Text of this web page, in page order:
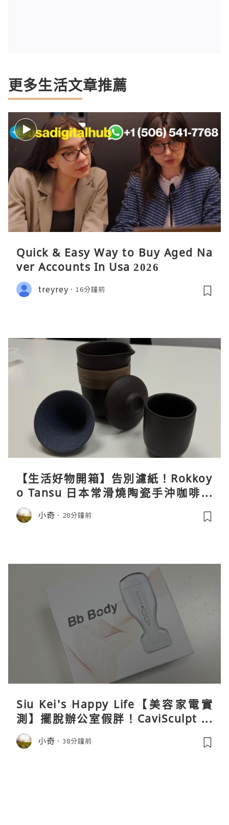
更多生活文章推薦
Quick & Easy Way to Buy Aged Na
ver Accounts In Usa 2026
treyrey 16分鐘前
【生活好物開箱】告別濾紙！Rokkoy
o Tansu 日本常滑燒陶瓷手沖咖啡組
親身試用＆真實評價
小奇 28分鐘前
Siu Kei's Happy Life【美容家電實
測】擺脫辦公室假胖！CaviSculpt 新
一代72W高能超聲波體雕儀親身試用＆
真實評價
小奇 38分鐘前